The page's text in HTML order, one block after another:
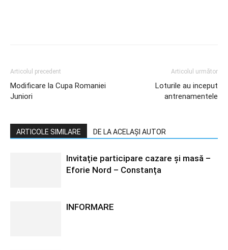
Articolul precedent
Modificare la Cupa Romaniei
Juniori
Articolul următor
Loturile au inceput
antrenamentele
ARTICOLE SIMILARE DE LA ACELAȘI AUTOR
Invitație participare cazare și masă –
Eforie Nord – Constanța
INFORMARE